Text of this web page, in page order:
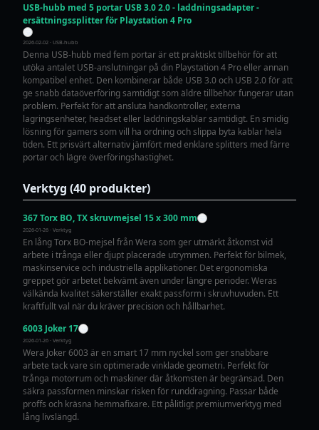
USB-hubb med 5 portar USB 3.0 2.0 - laddningsadapter -
ersättningssplitter för Playstation 4 Pro
2026-02-02 · USB-hubb
Denna USB-hubb med fem portar är ett praktiskt tillbehör för att
utöka antalet USB-anslutningar på din Playstation 4 Pro eller annan
kompatibel enhet. Den kombinerar både USB 3.0 och USB 2.0 för att
ge snabb dataöverföring samtidigt som äldre tillbehör fungerar utan
problem. Perfekt för att ansluta handkontroller, externa
lagringsenheter, headset eller laddningskablar samtidigt. En smidig
lösning för gamers som vill ha ordning och slippa byta kablar hela
tiden. Ett prisvärt alternativ jämfört med enklare splitters med färre
portar och lägre överföringshastighet.
Verktyg (40 produkter)
367 Torx BO, TX skruvmejsel 15 x 300 mm
2026-01-26 · Verktyg
En lång Torx BO-mejsel från Wera som ger utmärkt åtkomst vid
arbete i trånga eller djupt placerade utrymmen. Perfekt för bilmek,
maskinservice och industriella applikationer. Det ergonomiska
greppet gör arbetet bekvämt även under längre perioder. Weras
välkända kvalitet säkerställer exakt passform i skruvhuvuden. Ett
kraftfullt val när du kräver precision och hållbarhet.
6003 Joker 17
2026-01-26 · Verktyg
Wera Joker 6003 är en smart 17 mm nyckel som ger snabbare
arbete tack vare sin optimerade vinklade geometri. Perfekt för
trånga motorrum och maskiner där åtkomsten är begränsad. Den
säkra passformen minskar risken för runddragning. Passar både
proffs och kräsna hemmafixare. Ett pålitligt premiumverktyg med
lång livslängd.